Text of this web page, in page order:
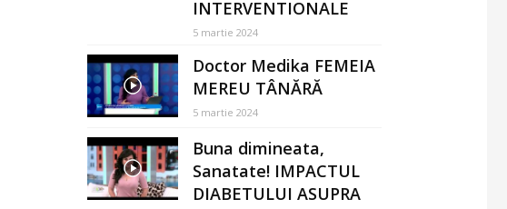
INTERVENTIONALE
5 martie 2024
Doctor Medika FEMEIA
MEREU TÂNĂRĂ
5 martie 2024
Buna dimineata,
Sanatate! IMPACTUL
DIABETULUI ASUPRA